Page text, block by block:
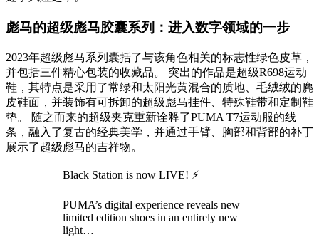
彪马的超级彪马胶囊系列：进入数字领域的一步
2023年超级彪马系列囊括了与该角色相关的标志性绿色皮草，
并包括三件精心包装的收藏品。 突出的作品是超级R698运动
鞋，其特点是采用了常绿和太阳光黄混合的质地、毛绒绒的麂
皮鞋面，并装饰有可拆卸的超级彪马挂件、特殊鞋带和定制鞋
垫。 随之而来的超级夹克重新诠释了PUMA T7运动服的线
条，融入了复古的经典美学，并通过手臂、胸部和背部的补丁
展示了超级彪马的吉祥物。
Black Station is now LIVE! ⚡️
PUMA’s digital experience reveals new
limited edition shoes in an entirely new
light…